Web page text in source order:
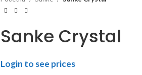
Sanke Crystal
Login to see prices